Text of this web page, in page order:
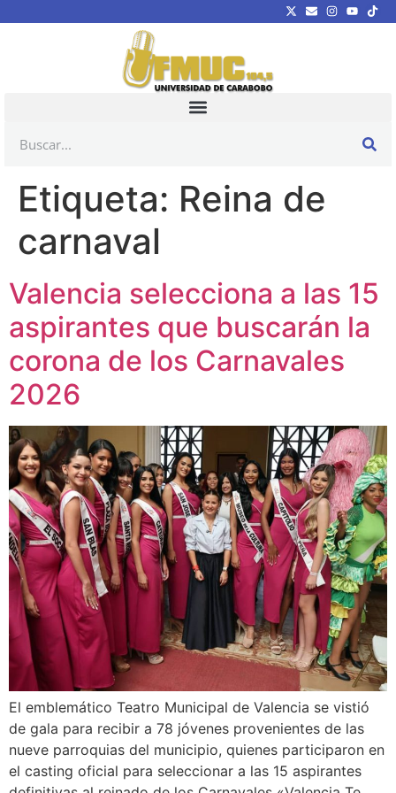
Etiqueta: Reina de
carnaval
Valencia selecciona a las 15
aspirantes que buscarán la
corona de los Carnavales
2026
El emblemático Teatro Municipal de Valencia se vistió
de gala para recibir a 78 jóvenes provenientes de las
nueve parroquias del municipio, quienes participaron en
el casting oficial para seleccionar a las 15 aspirantes